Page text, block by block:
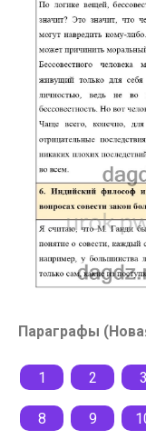
Параграфы
1 2 3
8 9